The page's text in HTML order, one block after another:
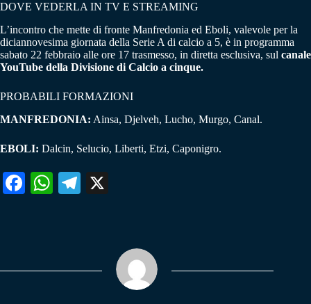
DOVE VEDERLA IN TV E STREAMING
L’incontro che mette di fronte Manfredonia ed Eboli, valevole per la
diciannovesima giornata della Serie A di calcio a 5, è in programma
sabato 22 febbraio alle ore 17 trasmesso, in diretta esclusiva, sul canale
YouTube della Divisione di Calcio a cinque.
PROBABILI FORMAZIONI
MANFREDONIA: Ainsa, Djelveh, Lucho, Murgo, Canal.
EBOLI: Dalcin, Selucio, Liberti, Etzi, Caponigro.
Fa W
pp
Te
m